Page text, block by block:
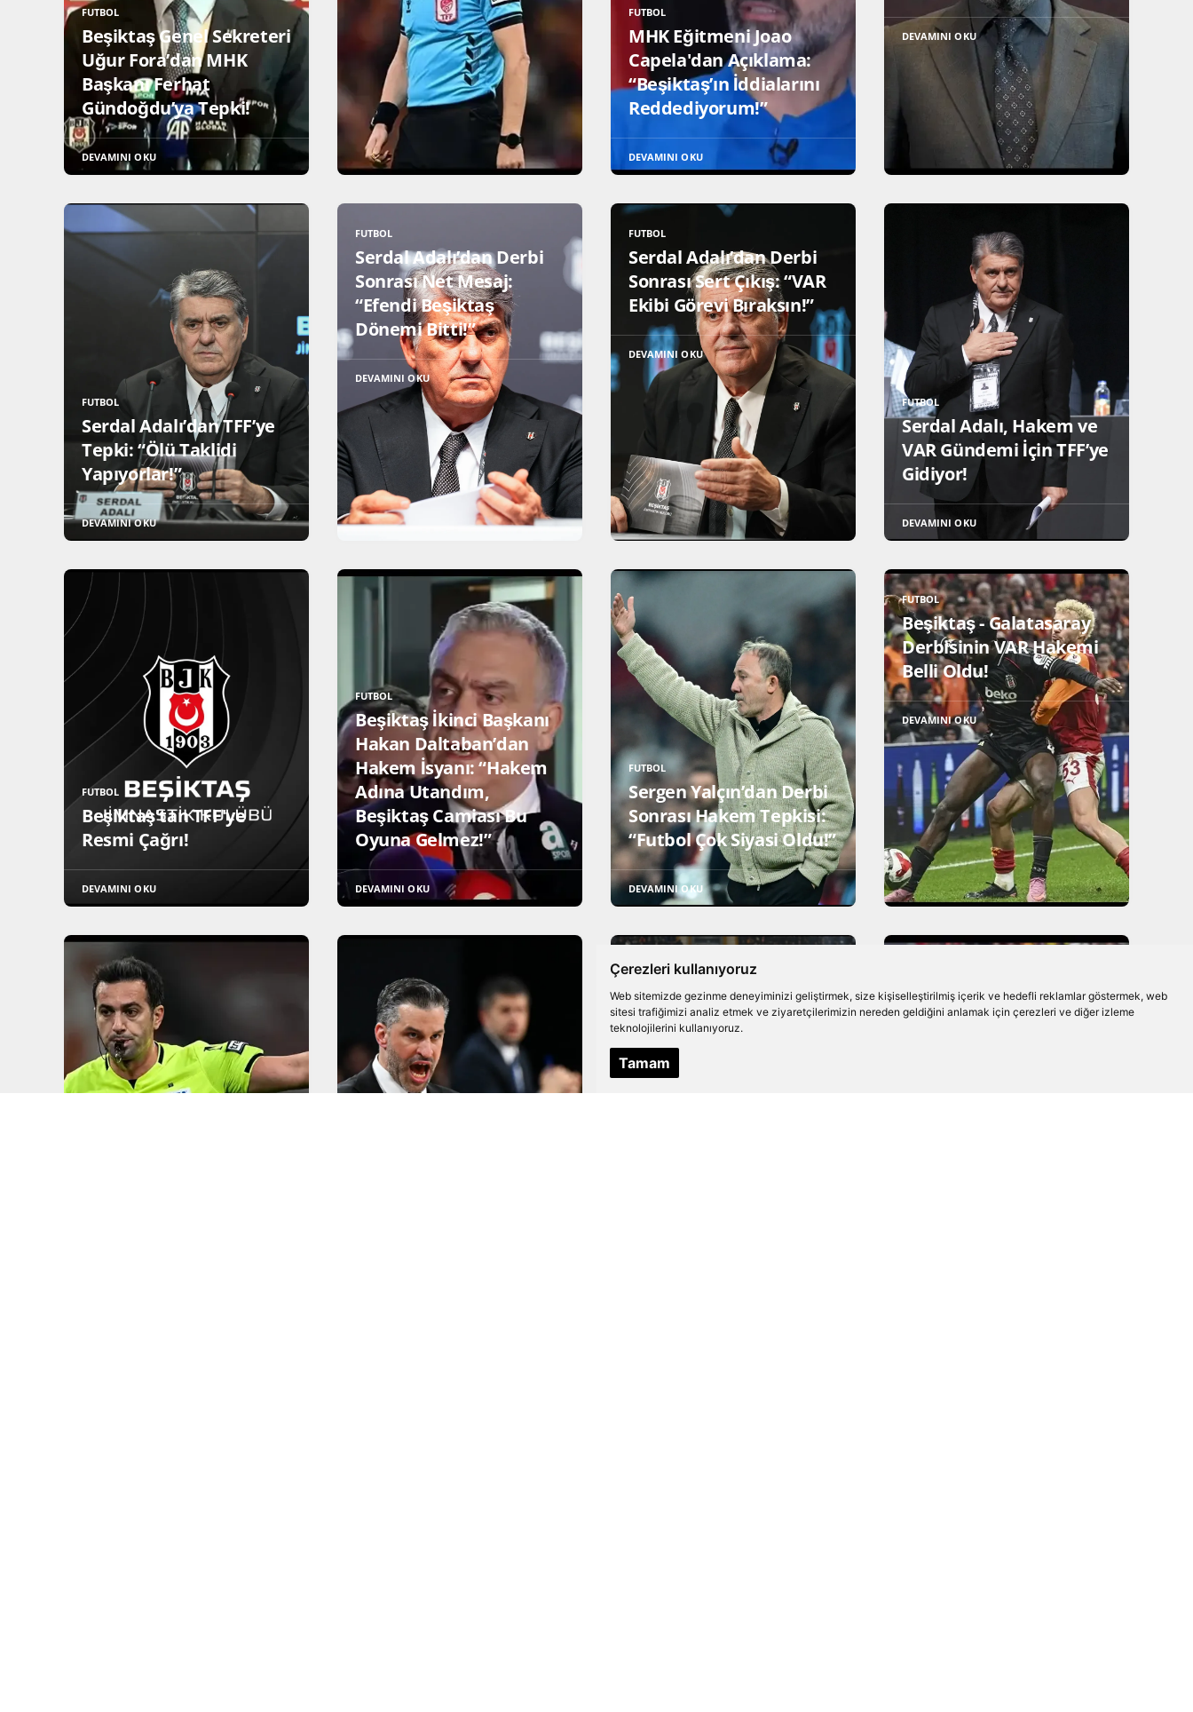
Çerezleri kullanıyoruz
Web sitemizde gezinme deneyiminizi geliştirmek, size kişiselleştirilmiş içerik ve hedefli reklamlar göstermek, web
sitesi trafiğimizi analiz etmek ve ziyaretçilerimizin nereden geldiğini anlamak için çerezleri ve diğer izleme
teknolojilerini kullanıyoruz.
Tamam
FUTBOL
Beşiktaş Genel Sekreteri
Uğur Fora’dan MHK
Başkanı Ferhat
Gündoğdu’ya Tepki!
DEVAMINI OKU
FUTBOL
MHK Eğitmeni Joao
Capela'dan Açıklama:
“Beşiktaş’ın İddialarını
Reddediyorum!”
DEVAMINI OKU
DEVAMINI OKU
FUTBOL
Serdal Adalı’dan TFF’ye
Tepki: “Ölü Taklidi
Yapıyorlar!”
DEVAMINI OKU
FUTBOL
Serdal Adalı’dan Derbi
Sonrası Net Mesaj:
“Efendi Beşiktaş
Dönemi Bitti!”
DEVAMINI OKU
FUTBOL
Serdal Adalı’dan Derbi
Sonrası Sert Çıkış: “VAR
Ekibi Görevi Bıraksın!”
DEVAMINI OKU
FUTBOL
Serdal Adalı, Hakem ve
VAR Gündemi İçin TFF’ye
Gidiyor!
DEVAMINI OKU
FUTBOL
Beşiktaş'tan TFF'ye
Resmi Çağrı!
DEVAMINI OKU
FUTBOL
Beşiktaş İkinci Başkanı
Hakan Daltaban’dan
Hakem İsyanı: “Hakem
Adına Utandım,
Beşiktaş Camiası Bu
Oyuna Gelmez!”
DEVAMINI OKU
FUTBOL
Sergen Yalçın’dan Derbi
Sonrası Hakem Tepkisi:
“Futbol Çok Siyasi Oldu!”
DEVAMINI OKU
FUTBOL
Beşiktaş - Galatasaray
Derbisinin VAR Hakemi
Belli Oldu!
DEVAMINI OKU